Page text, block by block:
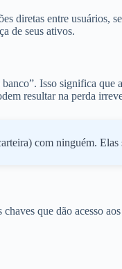
diretas entre usuários,
de seus ativos.
Isso significa que
resultar na perda
com ninguém.
que dão acesso